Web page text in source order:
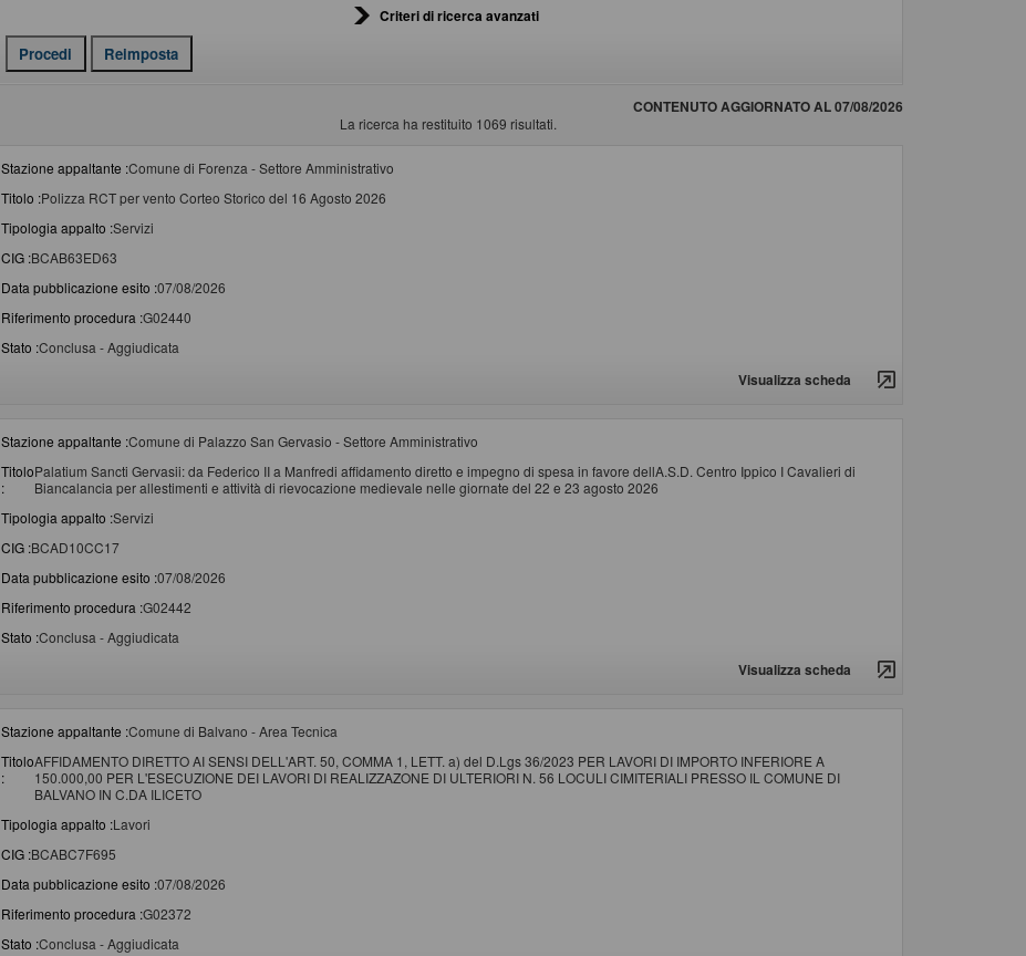
Criteri di ricerca avanzati
CONTENUTO AGGIORNATO AL 07/08/2026
La ricerca ha restituito 1069 risultati.
Stazione appaltante :Comune di Forenza - Settore Amministrativo
Titolo :Polizza RCT per vento Corteo Storico del 16 Agosto 2026
Tipologia appalto :Servizi
CIG :BCAB63ED63
Data pubblicazione esito :07/08/2026
Riferimento procedura :G02440
Stato :Conclusa - Aggiudicata
Visualizza scheda
Stazione appaltante :Comune di Palazzo San Gervasio - Settore Amministrativo
Titolo
:
Palatium Sancti Gervasii: da Federico II a Manfredi affidamento diretto e impegno di spesa in favore dellA.S.D. Centro Ippico I Cavalieri di
Biancalancia per allestimenti e attività di rievocazione medievale nelle giornate del 22 e 23 agosto 2026
Tipologia appalto :Servizi
CIG :BCAD10CC17
Data pubblicazione esito :07/08/2026
Riferimento procedura :G02442
Stato :Conclusa - Aggiudicata
Visualizza scheda
Stazione appaltante :Comune di Balvano - Area Tecnica
Titolo
:
AFFIDAMENTO DIRETTO AI SENSI DELL'ART. 50, COMMA 1, LETT. a) del D.Lgs 36/2023 PER LAVORI DI IMPORTO INFERIORE A
150.000,00 PER L'ESECUZIONE DEI LAVORI DI REALIZZAZONE DI ULTERIORI N. 56 LOCULI CIMITERIALI PRESSO IL COMUNE DI
BALVANO IN C.DA ILICETO
Tipologia appalto :Lavori
CIG :BCABC7F695
Data pubblicazione esito :07/08/2026
Riferimento procedura :G02372
Stato :Conclusa - Aggiudicata